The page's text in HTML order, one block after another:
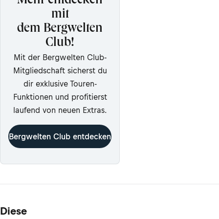
mit
dem Bergwelten
Club!
Mit der Bergwelten Club-
Mitgliedschaft sicherst du
dir exklusive Touren-
Funktionen und profitierst
laufend von neuen Extras.
Bergwelten Club entdecken
Diese